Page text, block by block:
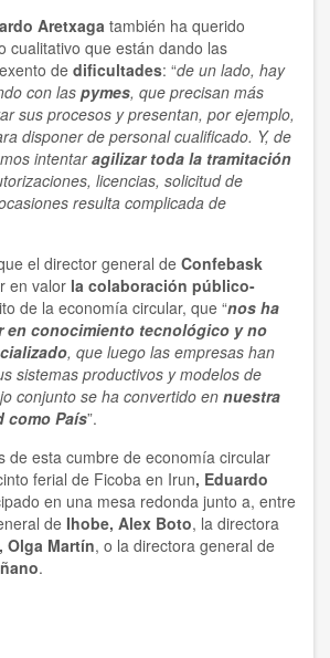
Aretxaga también ha querido
cualitativo que están dando las
de dificultades: “de un lado, hay
con las pymes, que precisan más
sus procesos y presentan, por ejemplo,
disponer de personal cualificado. Y, de
intentaragilizar toda la tramitación
licencias, solicitud de
resulta complicada de
el director general de Confebask
en valor la colaboración público-
de la economía circular, que “nos ha
en conocimiento tecnológico y no
, que luego las empresas han
sistemas productivos y modelos de
conjunto se ha convertido en nuestra
como País”.
de esta cumbre de economía circular
ferial de Ficoba en Irun, Eduardo
en una mesa redonda junto a, entre
de Ihobe, Alex Boto, la directora
Olga Martín, o la directora general de
.